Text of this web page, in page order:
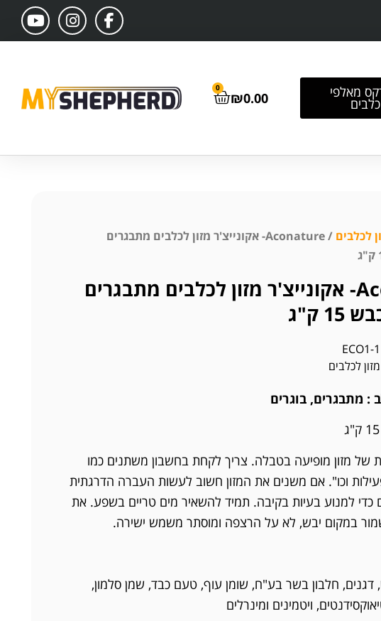
מאלפי
כלבים ₪0.00
0
לכלבים
/ Aconature- אקונייצ'ר מזון לכלבים מתבגרים
Aconature- אקונייצ'ר מזון לכלבים מתבגרים
ק"ג
ECO1-1
מזון לכלבים
: מתבגרים, בוגרים
של מזון מופיעה בטבלה. צריך לקחת בחשבון משתנים כמו
וכו". אם משנים את המזון חשוב לעשות העברה הדרגתית
4-5 ימים כדי למנוע בעיות בקיבה. תמיד להשאיר מים טריים בשפע. את
במקום יבש, לא על הרצפה ומוסתר משמש ישירה.
חלבון בשר בע"ח, שומן עוף, טעם כבד, שמן סלמון,
ויטמינים ומינרלים